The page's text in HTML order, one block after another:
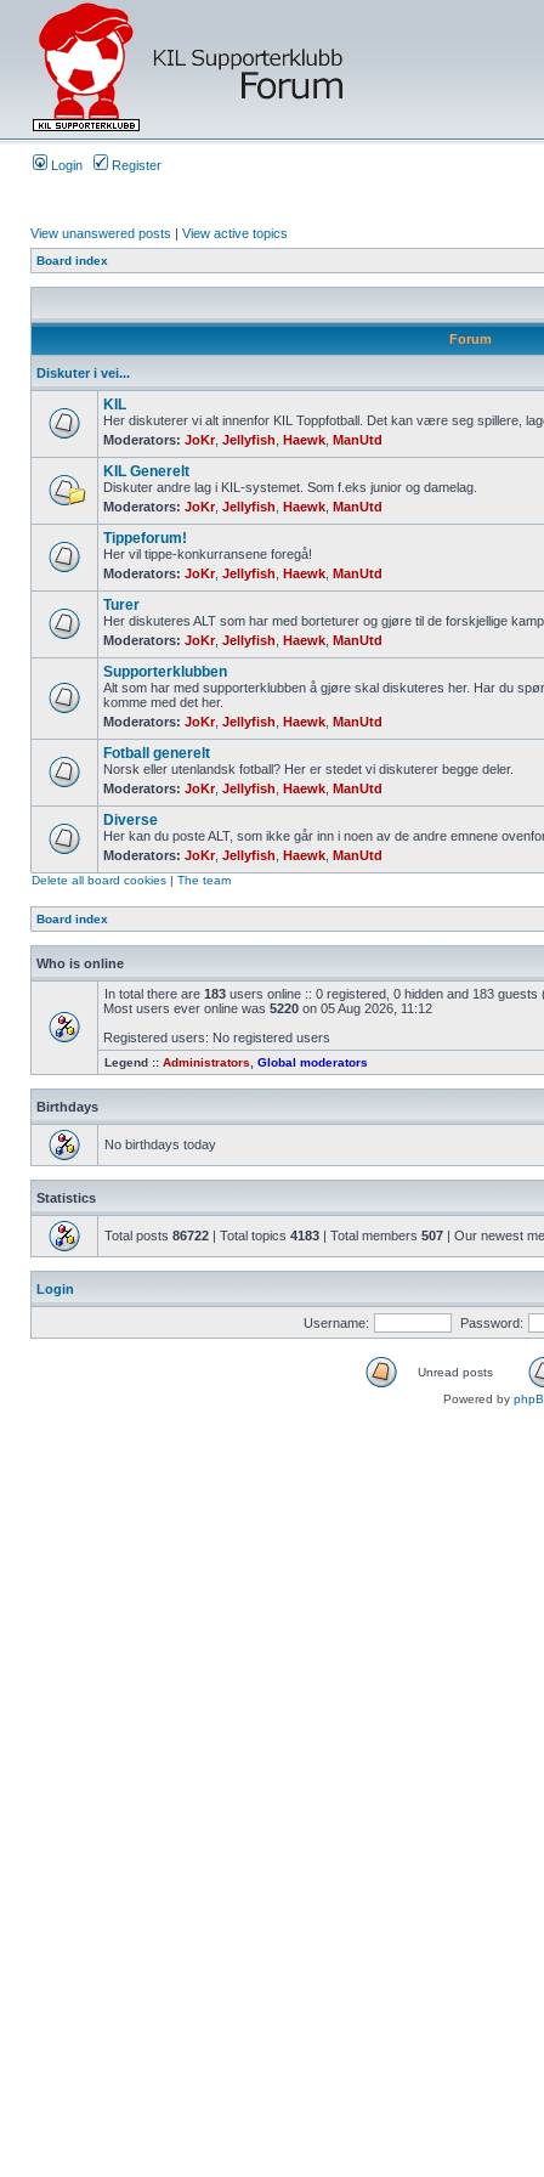
Login Register
View unanswered posts | View active topics
Board index
Forum
Diskuter i vei...
KIL
Her diskuterer vi alt innenfor KIL Toppfotball. Det kan være seg spillere,
Moderators: JoKr, Jellyfish Haewk ManUtd
KIL Generelt
Diskuter andre lag i KIL-systemet. Som f.eks junior og damelag.
Moderators: JoKr, Jellyfish Haewk ManUtd
Tippeforum!
Her vil tippe-konkurransene foregå!
Moderators: JoKr, Jellyfish Haewk ManUtd
Turer
Her diskuteres ALT som har med borteturer og gjøre til de forskjellige
Moderators: JoKr, Jellyfish Haewk ManUtd
Supporterklubben
Alt som har med supporterklubben å gjøre skal diskuteres her. Har du
komme med det her.
Moderators: JoKr, Jellyfish Haewk ManUtd
Fotball generelt
Norsk eller utenlandsk fotball? Her er stedet vi diskuterer begge deler.
Moderators: JoKr, Jellyfish Haewk ManUtd
Diverse
Her kan du poste ALT, som ikke går inn i noen av de andre emnene
Moderators: JoKr, Jellyfish Haewk ManUtd
Delete all board cookies | The team
Board index
Who is online
In total there are 183 users online :: 0 registered, 0 hidden and 183
Most users ever online was 5220 on 05 Aug 2026, 11:12
Registered users: No registered users
Legend :: Administrators Global moderators
Birthdays
No birthdays today
Statistics
Total posts 86722 | Total topics 4183 | Total members 507 | Our newest
Login
Username: Password:
Unread posts
Powered by